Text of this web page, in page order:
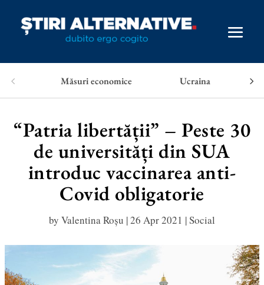
Măsuri economice Ucraina
“Patria libertății” – Peste 30
de universități din SUA
introduc vaccinarea anti-
Covid obligatorie
by Valentina Roșu |26 Apr 2021 |Social